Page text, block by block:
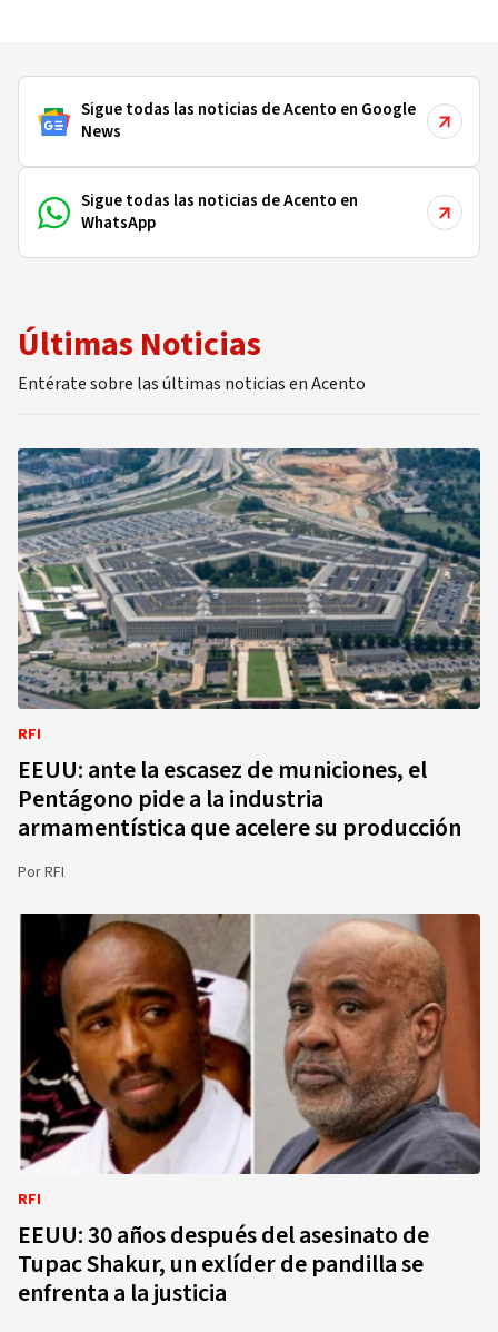
Sigue todas las noticias de Acento en Google
News
Sigue todas las noticias de Acento en
WhatsApp